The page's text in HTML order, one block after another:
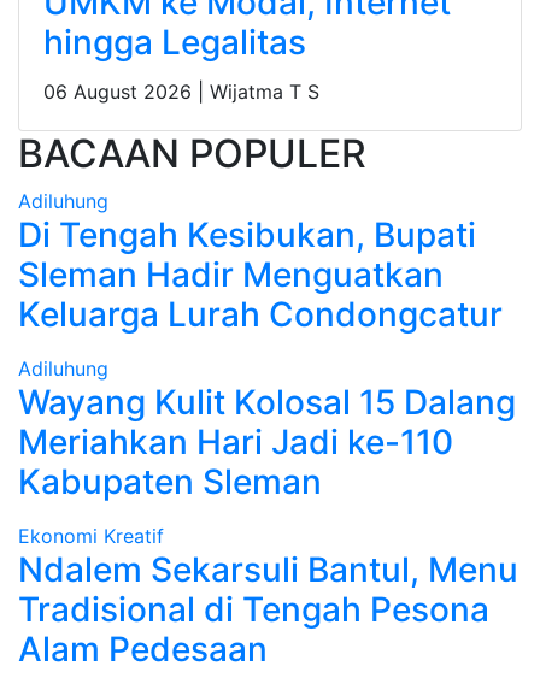
hingga Legalitas
06 August 2026 | Wijatma T S
BACAAN POPULER
Adiluhung
Di Tengah Kesibukan, Bupati
Sleman Hadir Menguatkan
Keluarga Lurah Condongcatur
Adiluhung
Wayang Kulit Kolosal 15 Dalang
Meriahkan Hari Jadi ke-110
Kabupaten Sleman
Ekonomi Kreatif
Ndalem Sekarsuli Bantul, Menu
Tradisional di Tengah Pesona
Alam Pedesaan